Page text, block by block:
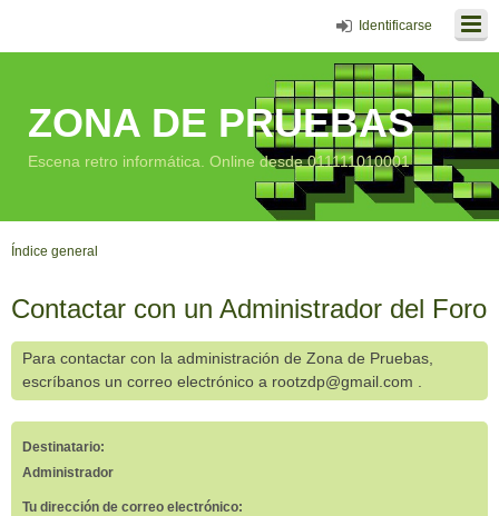
Identificarse
ZONA DE PRUEBAS
Escena retro informática. Online desde 011111010001
Índice general
Contactar con un Administrador del Foro
Para contactar con la administración de Zona de Pruebas,
escríbanos un correo electrónico a rootzdp@gmail.com .
Destinatario:
Administrador
Tu dirección de correo electrónico: